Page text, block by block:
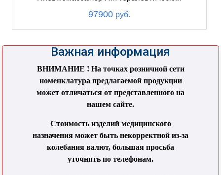
97900 руб.
Важная информация
ВНИМАНИЕ ! На точках розничной сети
номенклатура предлагаемой продукции
может отличаться от представленного на
нашем сайте.
Стоимость изделий медицинского
назначения может быть некорректной из-за
колебания валют, большая просьба
уточнять по телефонам.